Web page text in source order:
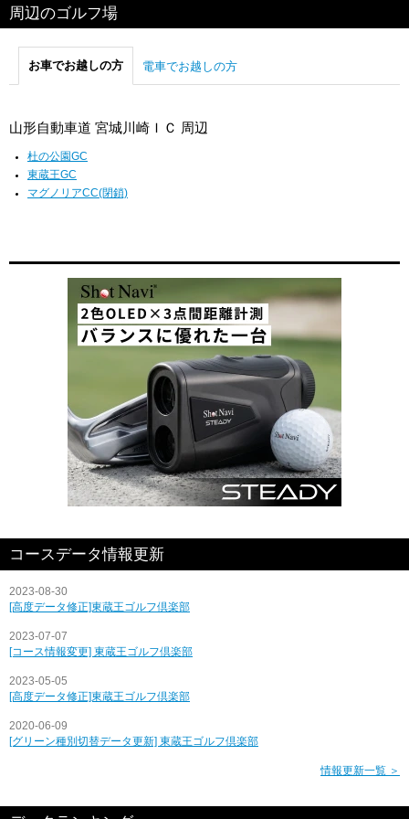
周辺のゴルフ場
お車でお越しの方 電車でお越しの方
山形自動車道 宮城川崎ＩＣ 周辺
杜の公園GC
東蔵王GC
マグノリアCC(閉鎖)
コースデータ情報更新
2023-08-30
[高度データ修正]東蔵王ゴルフ倶楽部
2023-07-07
[コース情報変更] 東蔵王ゴルフ倶楽部
2023-05-05
[高度データ修正]東蔵王ゴルフ倶楽部
2020-06-09
[グリーン種別切替データ更新] 東蔵王ゴルフ倶楽部
情報更新一覧 ＞